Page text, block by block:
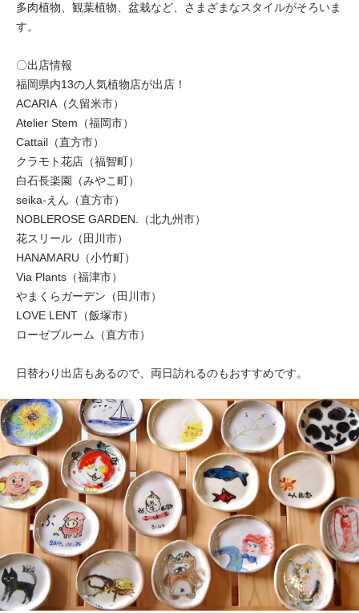
多肉植物、観葉植物、盆栽など、さまざまなスタイルがそろいま
す。
〇出店情報
福岡県内13の人気植物店が出店！
ACARIA（久留米市）
Atelier Stem（福岡市）
Cattail（直方市）
クラモト花店（福智町）
白石長楽園（みやこ町）
seika‐えん（直方市）
NOBLEROSE GARDEN.（北九州市）
花スリール（田川市）
HANAMARU（小竹町）
Via Plants（福津市）
やまくらガーデン（田川市）
LOVE LENT（飯塚市）
ローゼブルーム（直方市）
日替わり出店もあるので、両日訪れるのもおすすめです。